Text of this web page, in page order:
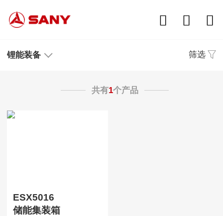
锂能装备 筛选
共有1个产品
ESX5016
储能集装箱